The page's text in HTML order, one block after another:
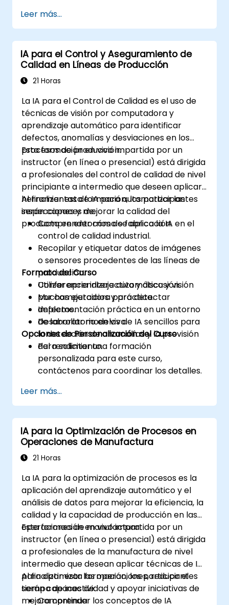
Leer más...
IA para el Control y Aseguramiento de
Calidad en Líneas de Producción
21 Horas
La IA para el Control de Calidad es el uso de
técnicas de visión por computadora y
aprendizaje automático para identificar
defectos, anomalías y desviaciones en los
procesos de producción.
Esta formación en vivo impartida por un
instructor (en línea o presencial) está dirigida
a profesionales del control de calidad de nivel
principiante a intermedio que deseen aplicar
herramientas de IA para automatizar las
inspecciones y mejorar la calidad del
producto en entornos de fabricación.
Al finalizar esta formación, los participantes
serán capaces de:
Comprender cómo se aplica la IA en el
control de calidad industrial.
Recopilar y etiquetar datos de imágenes
o sensores procedentes de las líneas de
producción.
Utilizar aprendizaje automático y visión
por computadora para detectar
defectos.
Desarrollar modelos de IA sencillos para
la detección de anomalías y la previsión
del rendimiento.
Formato del Curso
Conferencia interactiva y discusión.
Muchas ejercicios y práctica.
Implementación práctica en un entorno
de laboratorio en vivo.
Opciones de Personalización del Curso
Para solicitar una formación
personalizada para este curso,
contáctenos para coordinar los detalles.
Leer más...
IA para la Optimización de Procesos en
Operaciones de Manufactura
21 Horas
La IA para la optimización de procesos es la
aplicación del aprendizaje automático y el
análisis de datos para mejorar la eficiencia, la
calidad y la capacidad de producción en las
operaciones de manufactura.
Esta formación en vivo impartida por un
instructor (en línea o presencial) está dirigida
a profesionales de la manufactura de nivel
intermedio que desean aplicar técnicas de IA
para optimizar las operaciones, reducir el
tiempo de inactividad y apoyar iniciativas de
mejora continua.
Al finalizar esta formación, los participantes
serán capaces de:
Comprender los conceptos de IA